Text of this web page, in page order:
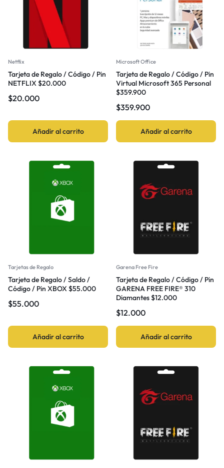
Netflix
Tarjeta de Regalo / Código / Pin
NETFLIX $20.000
$20.000
Añadir al carrito
Microsoft Office
Tarjeta de Regalo / Código / Pin
Virtual Microsoft 365 Personal
$359.900
$359.900
Añadir al carrito
Tarjetas de Regalo
Tarjeta de Regalo / Saldo /
Código / Pin XBOX $55.000
$55.000
Añadir al carrito
Garena Free Fire
Tarjeta de Regalo / Código / Pin
GARENA FREE FIRE® 310
Diamantes $12.000
$12.000
Añadir al carrito